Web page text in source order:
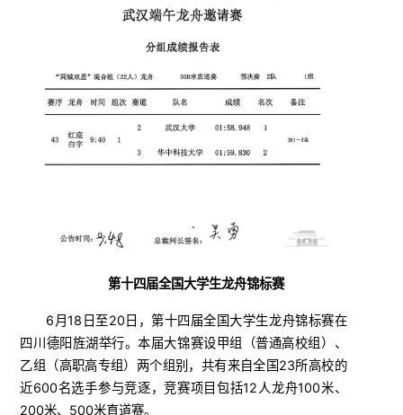
第十四届全国大学生龙舟锦标赛
6月18日至20日，第十四届全国大学生龙舟锦标赛在
四川德阳旌湖举行。本届大锦赛设甲组（普通高校组）、
乙组（高职高专组）两个组别，共有来自全国23所高校的
近600名选手参与竞逐，竞赛项目包括12人龙舟100米、
200米、500米直道赛。